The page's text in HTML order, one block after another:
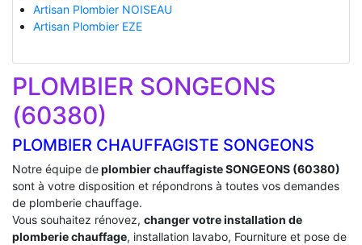
Artisan Plombier NOISEAU
Artisan Plombier EZE
PLOMBIER SONGEONS
(60380)
PLOMBIER CHAUFFAGISTE SONGEONS
Notre équipe deplombier chauffagiste SONGEONS (60380)
sont à votre disposition et répondrons à toutes vos demandes
de plomberie chauffage.
Vous souhaitez rénovez, changer votre installation de
plomberie chauffage, installation lavabo, Fourniture et pose de